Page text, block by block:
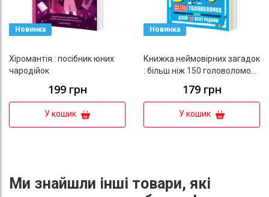
Новинка
Хіромантія : посібник юних
чародійок
199 грн
У кошик
Новинка
Книжка неймовірних загадок
: більш ніж 150 головоломок
179 грн
У кошик
Ми знайшли інші товари, які